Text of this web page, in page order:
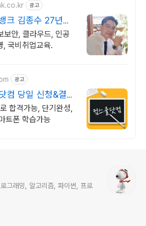
광고
크 김종수 27년경
담
보안, 클라우드, 인공
, 국비취업교육.
광고
컴 당일 신청&결제
합격가능, 단기완성,
트폰 학습가능
그래밍, 알고리즘, 파이썬, 프로